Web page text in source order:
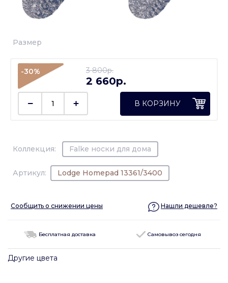
Коллекция: Falke носки для дома
Артикул: Lodge Homepad 13361/3400
Размер
-30% 3 800p.
2 660p.
В КОРЗИНУ
Сообщить о снижении цены Нашли дешевле?
Бесплатная доставка Самовывоз сегодня
Другие цвета